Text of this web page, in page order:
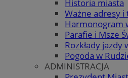
Historia miasta
Ważne adresy
Harmonogram
Parafie i Msze
Rozkłady jazdy
Pogoda w
ADMINISTRACJA